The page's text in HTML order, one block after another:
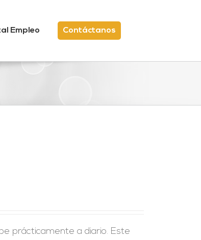
Empleo Contáctanos
prácticamente a diario. Este